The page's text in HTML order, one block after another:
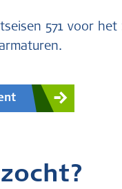
571 voor het